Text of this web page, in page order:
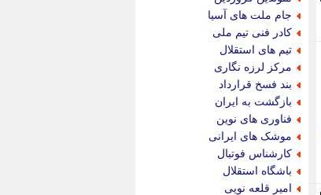
جام ملت های آسیا
کادر فنی تیم ملی
تیم های استقلال
مرکز لرزه نگاری
بند فسخ قرارداد
بازگشت به ایران
فناوری های نوین
موشک های ایرانی
کارشناس فوتبال
باشگاه استقلال
امیر قلعه نویی